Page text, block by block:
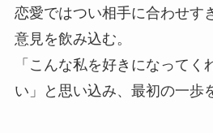
恋愛ではつい相手に合わせす
意見を飲み込む。
「こんな私を好きになってく
い」と思い込み、最初の一歩